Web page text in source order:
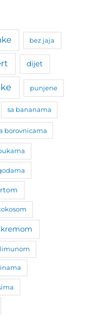
bez jaja
dijet
punjene
sa bananama
borovnicama
kremom